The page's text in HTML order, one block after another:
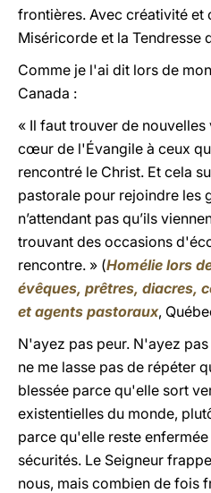
frontières. Avec créativité et
Miséricorde et la Tendresse
Comme je l'ai dit lors de
Canada :
« Il faut trouver de
cœur de l'Évangile à ceux
rencontré le Christ. Et cela
pastorale pour rejoindre les
n’attendant pas qu’ils
trouvant des occasions
rencontre. » (Homélie lors
évêques, prêtres, diacres,
et agents pastoraux,
N'ayez pas peur. N'ayez
ne me lasse pas de répéter
blessée parce qu'elle sort
existentielles du monde,
parce qu'elle reste
sécurités. Le Seigneur
nous, mais combien de fois